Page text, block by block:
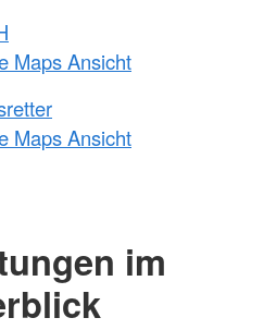
Maps Ansicht
Maps Ansicht
im